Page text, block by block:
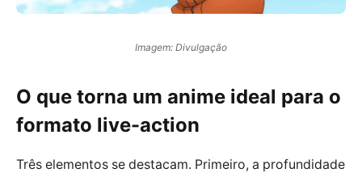
Imagem: Divulgação
O que torna um anime ideal para o
formato live-action
Três elementos se destacam. Primeiro, a profundidade